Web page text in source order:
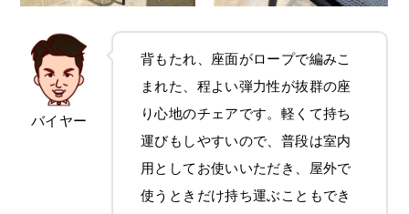
バイヤー
背もたれ、座面がロープで編みこ
まれた、程よい弾力性が抜群の座
り心地のチェアです。軽くて持ち
運びもしやすいので、普段は室内
用としてお使いいただき、屋外で
使うときだけ持ち運ぶこともでき